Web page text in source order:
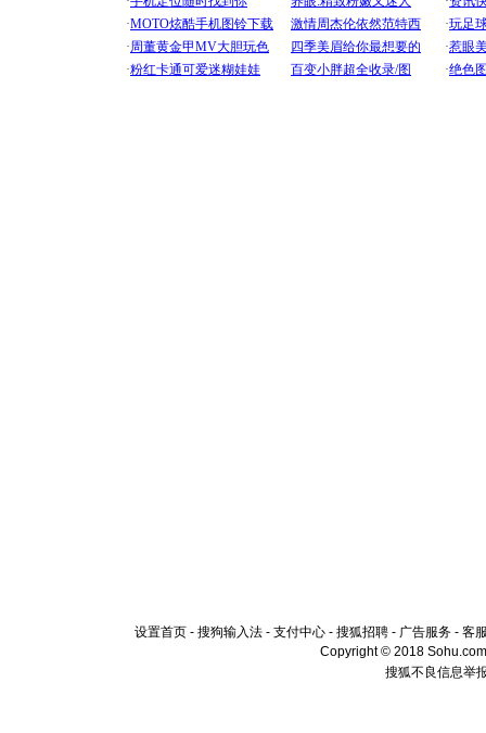
设置首页 - 搜狗输入法 - 支付中心 - 搜狐招聘 - 广告服务 - 客
Copyright © 2018
搜狐不良信息举